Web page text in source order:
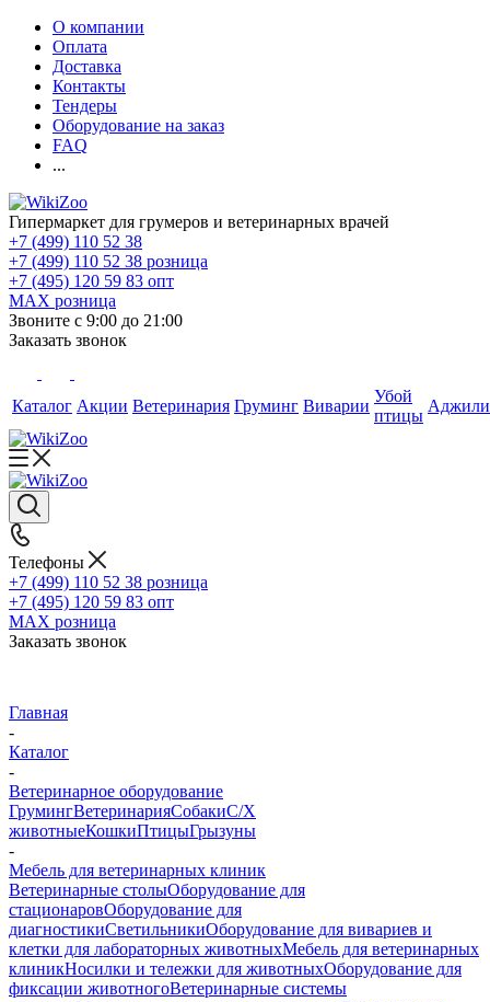
О компании
Оплата
Доставка
Контакты
Тендеры
Оборудование на заказ
FAQ
...
Гипермаркет для грумеров и ветеринарных врачей
+7 (499) 110 52 38
+7 (499) 110 52 38 розница
+7 (495) 120 59 83 опт
MAX розница
Звоните с 9:00 до 21:00
Заказать звонок
Каталог Акции Ветеринария Груминг Виварии
Убой
птицы
Телефоны
+7 (499) 110 52 38 розница
+7 (495) 120 59 83 опт
MAX розница
Заказать звонок
Главная
-
Каталог
-
Ветеринарное оборудование
ГрумингВетеринарияСобакиС/Х
животныеКошкиПтицыГрызуны
-
Мебель для ветеринарных клиник
Ветеринарные столыОборудование для
стационаровОборудование для
диагностикиСветильникиОборудование для вивариев и
клетки для лабораторных животныхМебель для ветеринарных
клиникНосилки и тележки для животныхОборудование для
фиксации животногоВетеринарные системы